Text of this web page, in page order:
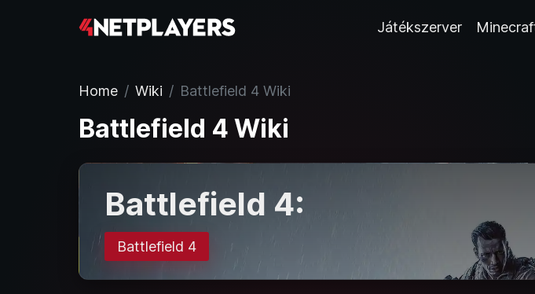
Játékszerver
Home Wiki Battlefield 4 Wiki
Battlefield 4 Wiki
Battlefield 4:
Battlefield 4